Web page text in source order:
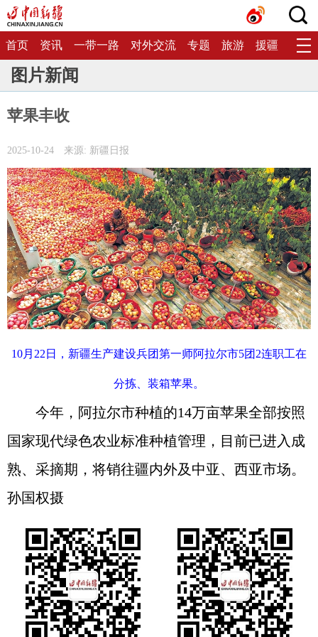
首页 资讯 一带一路 对外交流 专题 旅游 援疆 生态
图片新闻
苹果丰收
2025-10-24 来源: 新疆日报
10月22日，新疆生产建设兵团第一师阿拉尔市5团2连职工在
分拣、装箱苹果。
今年，阿拉尔市种植的14万亩苹果全部按照
国家现代绿色农业标准种植管理，目前已进入成
熟、采摘期，将销往疆内外及中亚、西亚市场。
孙国权摄